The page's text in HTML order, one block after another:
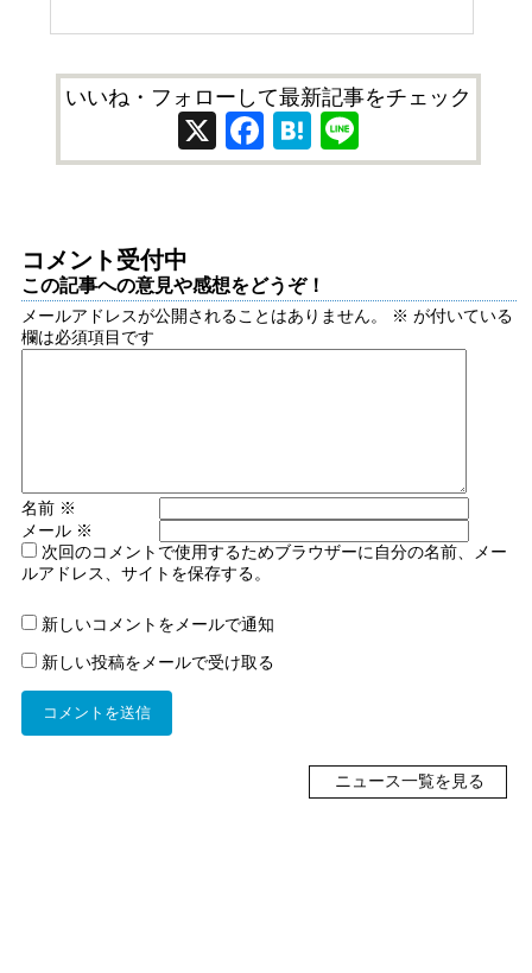
いいね・フォローして最新記事をチェック
X Facebook
Hatena
コメント受付中
この記事への意見や感想をどうぞ！
メールアドレスが公開されることはありません。 ※ が付いている
欄は必須項目です
名前 ※
メール ※
次回のコメントで使用するためブラウザーに自分の名前、メー
ルアドレス、サイトを保存する。
新しいコメントをメールで通知
新しい投稿をメールで受け取る
ニュース一覧を見る